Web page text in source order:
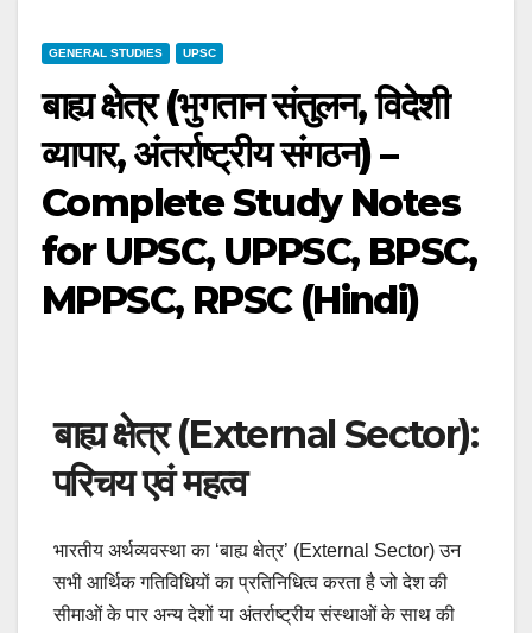
GENERAL STUDIES UPSC
बाह्य क्षेत्र (भुगतान संतुलन, विदेशी
व्यापार, अंतर्राष्ट्रीय संगठन) –
Complete Study Notes
for UPSC, UPPSC, BPSC,
MPPSC, RPSC (Hindi)
बाह्य क्षेत्र (External Sector):
परिचय एवं महत्व
भारतीय अर्थव्यवस्था का ‘बाह्य क्षेत्र’ (External Sector) उन
सभी आर्थिक गतिविधियों का प्रतिनिधित्व करता है जो देश की
सीमाओं के पार अन्य देशों या अंतर्राष्ट्रीय संस्थाओं के साथ की